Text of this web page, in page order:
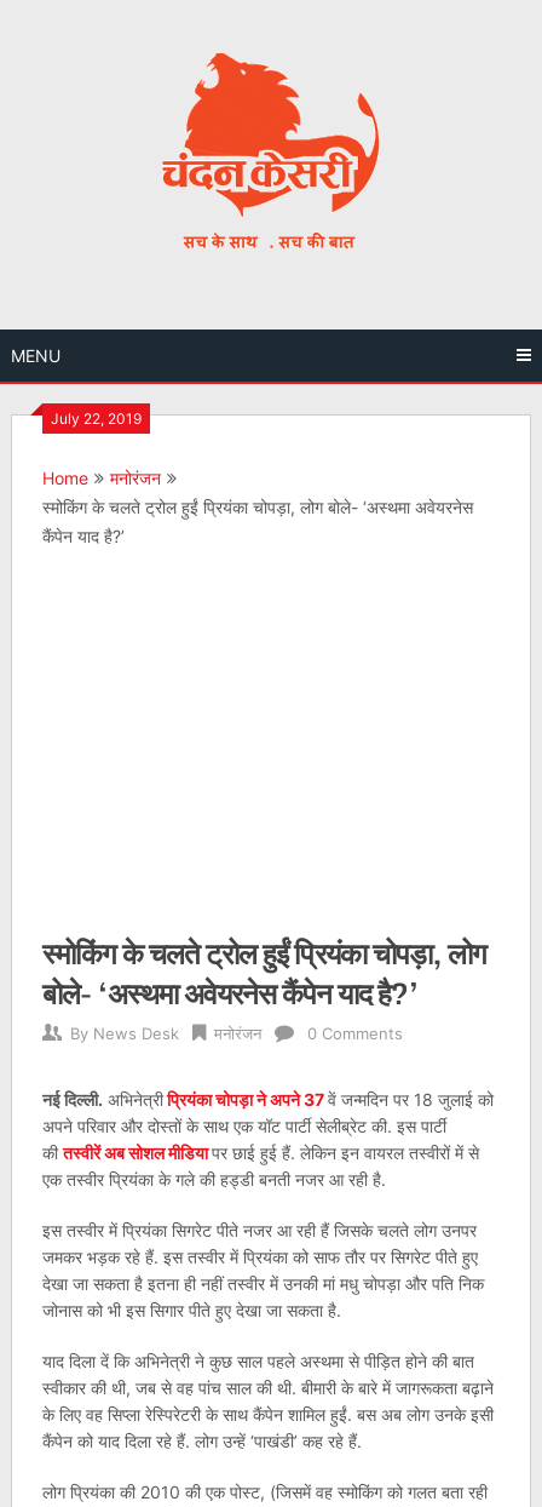
MENU
July 22, 2019
Home
मनोरंजन
स्मोकिंग के चलते ट्रोल हुईं प्रियंका चोपड़ा, लोग बोले- ‘अस्थमा अवेयरनेस
कैंपेन याद है?’
स्मोकिंग के चलते ट्रोल हुईं प्रियंका चोपड़ा, लोग
बोले- ‘अस्थमा अवेयरनेस कैंपेन याद है?’
By News Desk मनोरंजन 0 Comments
नई दिल्ली. अभिनेत्रीप्रियंका चोपड़ा ने अपने 37वें जन्मदिन पर 18 जुलाई को
अपने परिवार और दोस्तों के साथ एक यॉट पार्टी सेलीब्रेट की. इस पार्टी
कीतस्वीरें अब सोशल मीडियापर छाई हुई हैं. लेकिन इन वायरल तस्वीरों में से
एक तस्वीर प्रियंका के गले की हड्डी बनती नजर आ रही है.
इस तस्वीर में प्रियंका सिगरेट पीते नजर आ रही हैं जिसके चलते लोग उनपर
जमकर भड़क रहे हैं. इस तस्वीर में प्रियंका को साफ तौर पर सिगरेट पीते हुए
देखा जा सकता है इतना ही नहीं तस्वीर में उनकी मां मधु चोपड़ा और पति निक
जोनास को भी इस सिगार पीते हुए देखा जा सकता है.
याद दिला दें कि अभिनेत्री ने कुछ साल पहले अस्थमा से पीड़ित होने की बात
स्वीकार की थी, जब से वह पांच साल की थी. बीमारी के बारे में जागरूकता बढ़ाने
के लिए वह सिप्ला रेस्पिरेटरी के साथ कैंपेन शामिल हुईं. बस अब लोग उनके इसी
कैंपेन को याद दिला रहे हैं. लोग उन्हें ‘पाखंडी’ कह रहे हैं.
लोग प्रियंका की 2010 की एक पोस्ट, (जिसमें वह स्मोकिंग को गलत बता रही